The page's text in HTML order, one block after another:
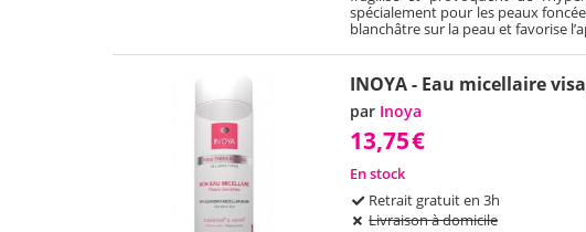
spécialement pour les peaux
blanchâtre sur la peau et favorise
INOYA - Eau micellaire
par Inoya
13,75€
En stock
Retrait gratuit en 3h
Livraison à domicile